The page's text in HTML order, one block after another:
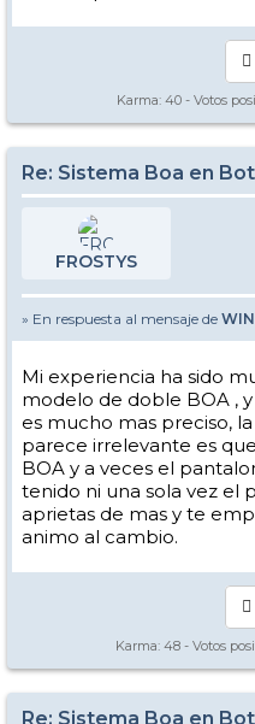
Karma: 40 - Votos
Re: Sistema Boa en
FROSTYS
» En respuesta al mensaje de
Mi experiencia ha sido
modelo de doble BOA ,
es mucho mas preciso,
parece irrelevante es
BOA y a veces el
tenido ni una sola vez el
aprietas de mas y te
animo al cambio.
Karma: 48 - Votos
Re: Sistema Boa en